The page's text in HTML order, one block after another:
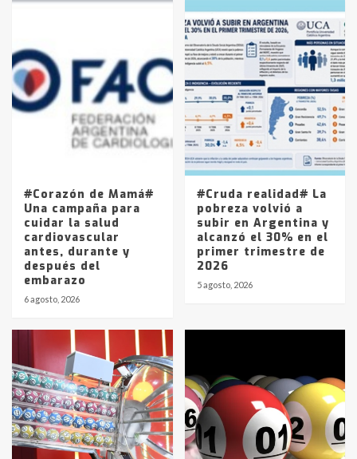
3
4
Accidente en Ruta 5: falleció un
joven de Trenque Lauquen
Los precios de los combustibles en
La Pampa, desde YPF hasta Axion
entre 857 a 1338 pesos
#Corazón de Mamá#
Una campaña para
cuidar la salud
cardiovascular
antes, durante y
después del
embarazo
6 agosto, 2026
#Cruda realidad# La
pobreza volvió a
subir en Argentina y
alcanzó el 30% en el
primer trimestre de
2026
5 agosto, 2026